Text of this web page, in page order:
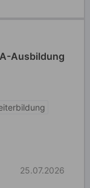
Ausbildung
25.07.2026